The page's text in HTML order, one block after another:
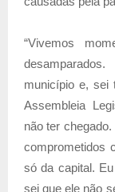
“Vivemos
município e, sei
Assembleia
não ter
comprometidos
só da capital.
sei que ele não